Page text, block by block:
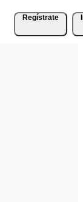
Regístrate